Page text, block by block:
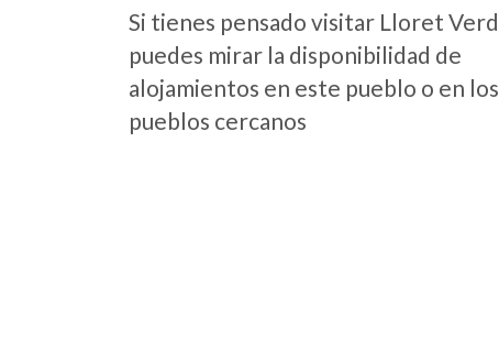
Si tienes pensado visitar Lloret Verd
puedes mirar la disponibilidad de
alojamientos en este pueblo o en los
pueblos cercanos